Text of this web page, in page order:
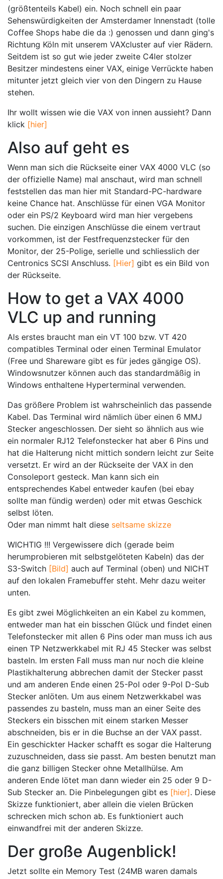
(größtenteils Kabel) ein. Noch schnell ein paar
Sehenswürdigkeiten der Amsterdamer Innenstadt (tolle
Coffee Shops habe die da :) genossen und dann ging's
Richtung Köln mit unserem VAXcluster auf vier Rädern.
Seitdem ist so gut wie jeder zweite C4ler stolzer
Besitzer mindestens einer VAX, einige Verrückte haben
mitunter jetzt gleich vier von den Dingern zu Hause
stehen.
Ihr wollt wissen wie die VAX von innen aussieht? Dann
klick [hier]
Also auf geht es
Wenn man sich die Rückseite einer VAX 4000 VLC (so
der offizielle Name) mal anschaut, wird man schnell
feststellen das man hier mit Standard-PC-hardware
keine Chance hat. Anschlüsse für einen VGA Monitor
oder ein PS/2 Keyboard wird man hier vergebens
suchen. Die einzigen Anschlüsse die einem vertraut
vorkommen, ist der Festfrequenzstecker für den
Monitor, der 25-Polige, serielle und schliesslich der
Centronics SCSI Anschluss. [Hier] gibt es ein Bild von
der Rückseite.
How to get a VAX 4000
VLC up and running
Als erstes braucht man ein VT 100 bzw. VT 420
compatibles Terminal oder einen Terminal Emulator
(Free und Shareware gibt es für jedes gängige OS).
Windowsnutzer können auch das standardmäßig in
Windows enthaltene Hyperterminal verwenden.
Das größere Problem ist wahrscheinlich das passende
Kabel. Das Terminal wird nämlich über einen 6 MMJ
Stecker angeschlossen. Der sieht so ähnlich aus wie
ein normaler RJ12 Telefonstecker hat aber 6 Pins und
hat die Halterung nicht mittich sondern leicht zur Seite
versetzt. Er wird an der Rückseite der VAX in den
Consoleport gesteck. Man kann sich ein
entsprechendes Kabel entweder kaufen (bei ebay
sollte man fündig werden) oder mit etwas Geschick
selbst löten.
Oder man nimmt halt diese seltsame skizze
WICHTIG !!! Vergewissere dich (gerade beim
herumprobieren mit selbstgelöteten Kabeln) das der
S3-Switch [Bild] auch auf Terminal (oben) und NICHT
auf den lokalen Framebuffer steht. Mehr dazu weiter
unten.
Es gibt zwei Möglichkeiten an ein Kabel zu kommen,
entweder man hat ein bisschen Glück und findet einen
Telefonstecker mit allen 6 Pins oder man muss ich aus
einen TP Netzwerkkabel mit RJ 45 Stecker was selbst
basteln. Im ersten Fall muss man nur noch die kleine
Plastikhalterung abbrechen damit der Stecker passt
und am anderen Ende einen 25-Pol oder 9-Pol D-Sub
Stecker anlöten. Um aus einem Netzwerkkabel was
passendes zu basteln, muss man an einer Seite des
Steckers ein bisschen mit einem starken Messer
abschneiden, bis er in die Buchse an der VAX passt.
Ein geschickter Hacker schafft es sogar die Halterung
zuzuschneiden, dass sie passt. Am besten benutzt man
die ganz billigen Stecker ohne Metallhülse. Am
anderen Ende lötet man dann wieder ein 25 oder 9 D-
Sub Stecker an. Die Pinbelegungen gibt es [hier]. Diese
Skizze funktioniert, aber allein die vielen Brücken
schrecken mich schon ab. Es funktioniert auch
einwandfrei mit der anderen Skizze.
Der große Augenblick!
Jetzt sollte ein Memory Test (24MB waren damals